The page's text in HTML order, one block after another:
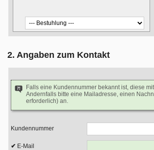
2. Angaben zum Kontakt
Falls eine Kundennummer bekannt ist, diese
Andernfalls bitte eine Mailadresse, einen
erforderlich) an.
Kundennummer
E-Mail